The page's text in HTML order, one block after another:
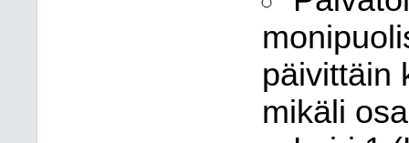
päivittäin
mikäli